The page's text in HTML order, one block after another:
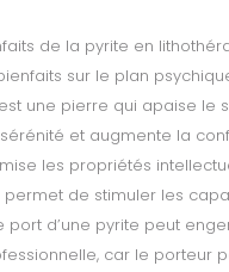
de la pyrite en
sur le plan
une pierre qui apaise le
et augmente la
les propriétés
permet de stimuler les
port d’une pyrite peut
car le porteur